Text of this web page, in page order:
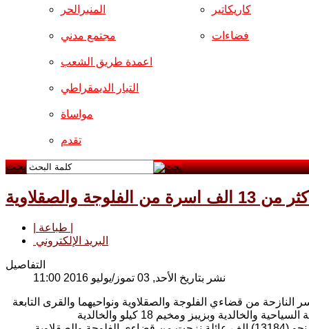
المنبرالحر
مجتمع مدني
كاريكاتير
فضاءات
اعمدة طريق الشعب
التيار الديمقراطي
مواساة
تقدم
بحث
والصقلاوية
البريد الإلكتروني
التفاصيل
نشر بتاريخ الأحد, 03 تموز/يوليو 2016 11:00
من قضاءي الفلوجة والصقلاوية ونواحيهما والقرى التابعة